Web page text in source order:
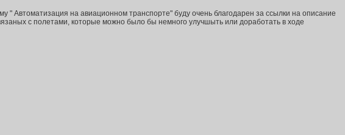
" Автоматизация на авиационном транспорте" буду очень благодарен за ссылки на описание
с полетами, которые можно было бы немного улучшыть или доработать в ходе